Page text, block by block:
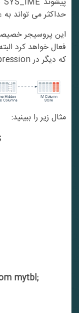
حداکثر می تواند به عدد 50 برسد.
فعال خواهد کرد
که دیگر در hot expressionها دیده نمی شوند، برمی دارد.
مثال زیر را ببینید:
from mytbl;